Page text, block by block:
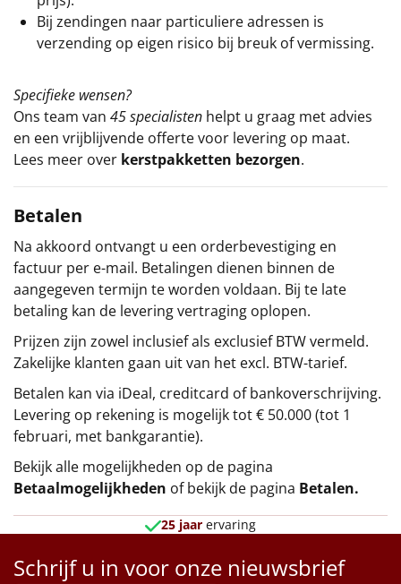
Bij zendingen naar particuliere adressen is
verzending op eigen risico bij breuk of vermissing.
Specifieke wensen?
Ons team van 45 specialisten helpt u graag met advies
en een vrijblijvende offerte voor levering op maat.
Lees meer over kerstpakketten bezorgen.
Betalen
Na akkoord ontvangt u een orderbevestiging en
factuur per e-mail. Betalingen dienen binnen de
aangegeven termijn te worden voldaan. Bij te late
betaling kan de levering vertraging oplopen.
Prijzen zijn zowel inclusief als exclusief BTW vermeld.
Zakelijke klanten gaan uit van het excl. BTW-tarief.
Betalen kan via iDeal, creditcard of bankoverschrijving.
Levering op rekening is mogelijk tot € 50.000 (tot 1
februari, met bankgarantie).
Bekijk alle mogelijkheden op de pagina
Betaalmogelijkheden of bekijk de pagina Betalen.
25 jaar ervaring
Schrijf u in voor onze nieuwsbrief